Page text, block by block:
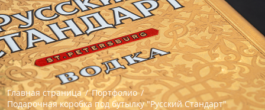
Главная страница / Портфолио /
Подарочная коробка под бутылку "Русский Стандарт"